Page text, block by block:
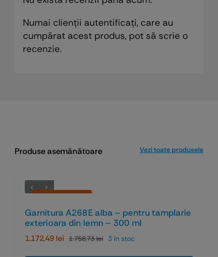
Numai clienții autentificați, care au
cumpărat acest produs, pot să scrie o
recenzie.
Produse asemănătoare Vezi toate produsele
Economiseşti 33%
Garnitura A268E alba – pentru tamplarie
exterioara din lemn – 300 ml
1.758,73leiPrețul
1.172,49 lei
Prețul
3 în stoc